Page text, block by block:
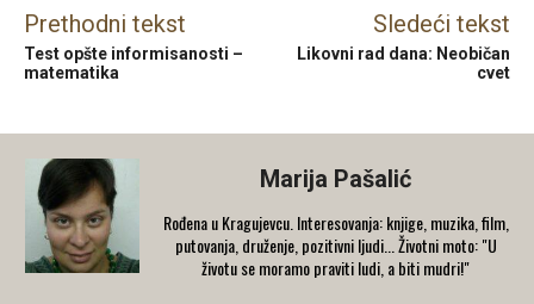
Prethodni tekst
Test opšte informisanosti –
matematika
Sledeći tekst
Likovni rad dana: Neobičan
cvet
Marija Pašalić
​Rođena u Kragujevcu. Interesovanja: knjige, muzika, film,
putovanja, druženje, pozitivni ljudi... Životni moto: "U
životu se moramo praviti ludi, a biti mudri!"